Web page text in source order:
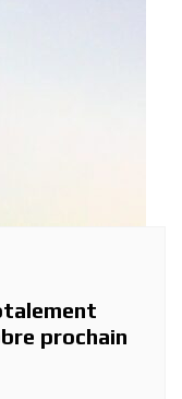
prochain